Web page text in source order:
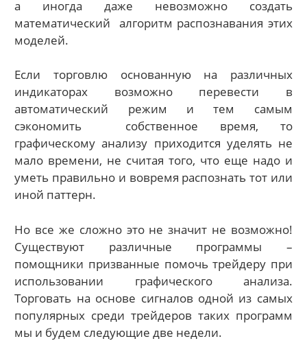
а иногда даже невозможно создать
математический алгоритм распознавания этих
моделей.
Если торговлю основанную на различных
индикаторах возможно перевести в
автоматический режим и тем самым
сэкономить собственное время, то
графическому анализу приходится уделять не
мало времени, не считая того, что еще надо и
уметь правильно и вовремя распознать тот или
иной паттерн.
Но все же сложно это не значит не возможно!
Существуют различные программы –
помощники призванные помочь трейдеру при
использовании графического анализа.
Торговать на основе сигналов одной из самых
популярных среди трейдеров таких программ
мы и будем следующие две недели.